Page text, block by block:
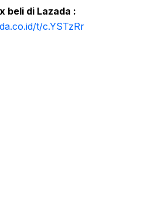
beli di Lazada :
t/c.YSTzRr